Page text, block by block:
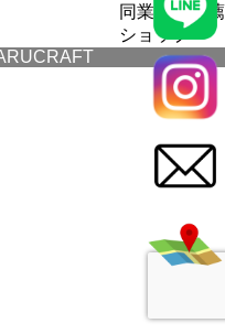
同業者の推薦
ショップ